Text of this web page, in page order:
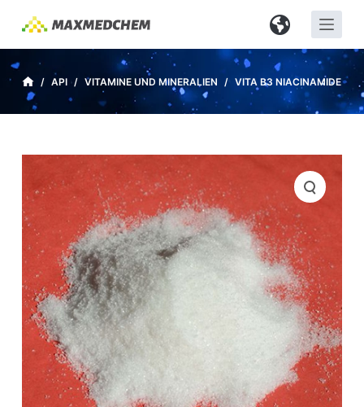
m
s
p
n
/ API / VITAMINE UND MINERALIEN / VITA B3 NIACINAMIDE